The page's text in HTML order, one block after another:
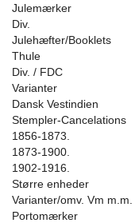
Julemærker
Div.
Julehæfter/Booklets
Thule
Div. / FDC
Varianter
Dansk Vestindien
Stempler-Cancelations
1856-1873.
1873-1900.
1902-1916.
Større enheder
Varianter/omv. Vm m.m.
Portomærker